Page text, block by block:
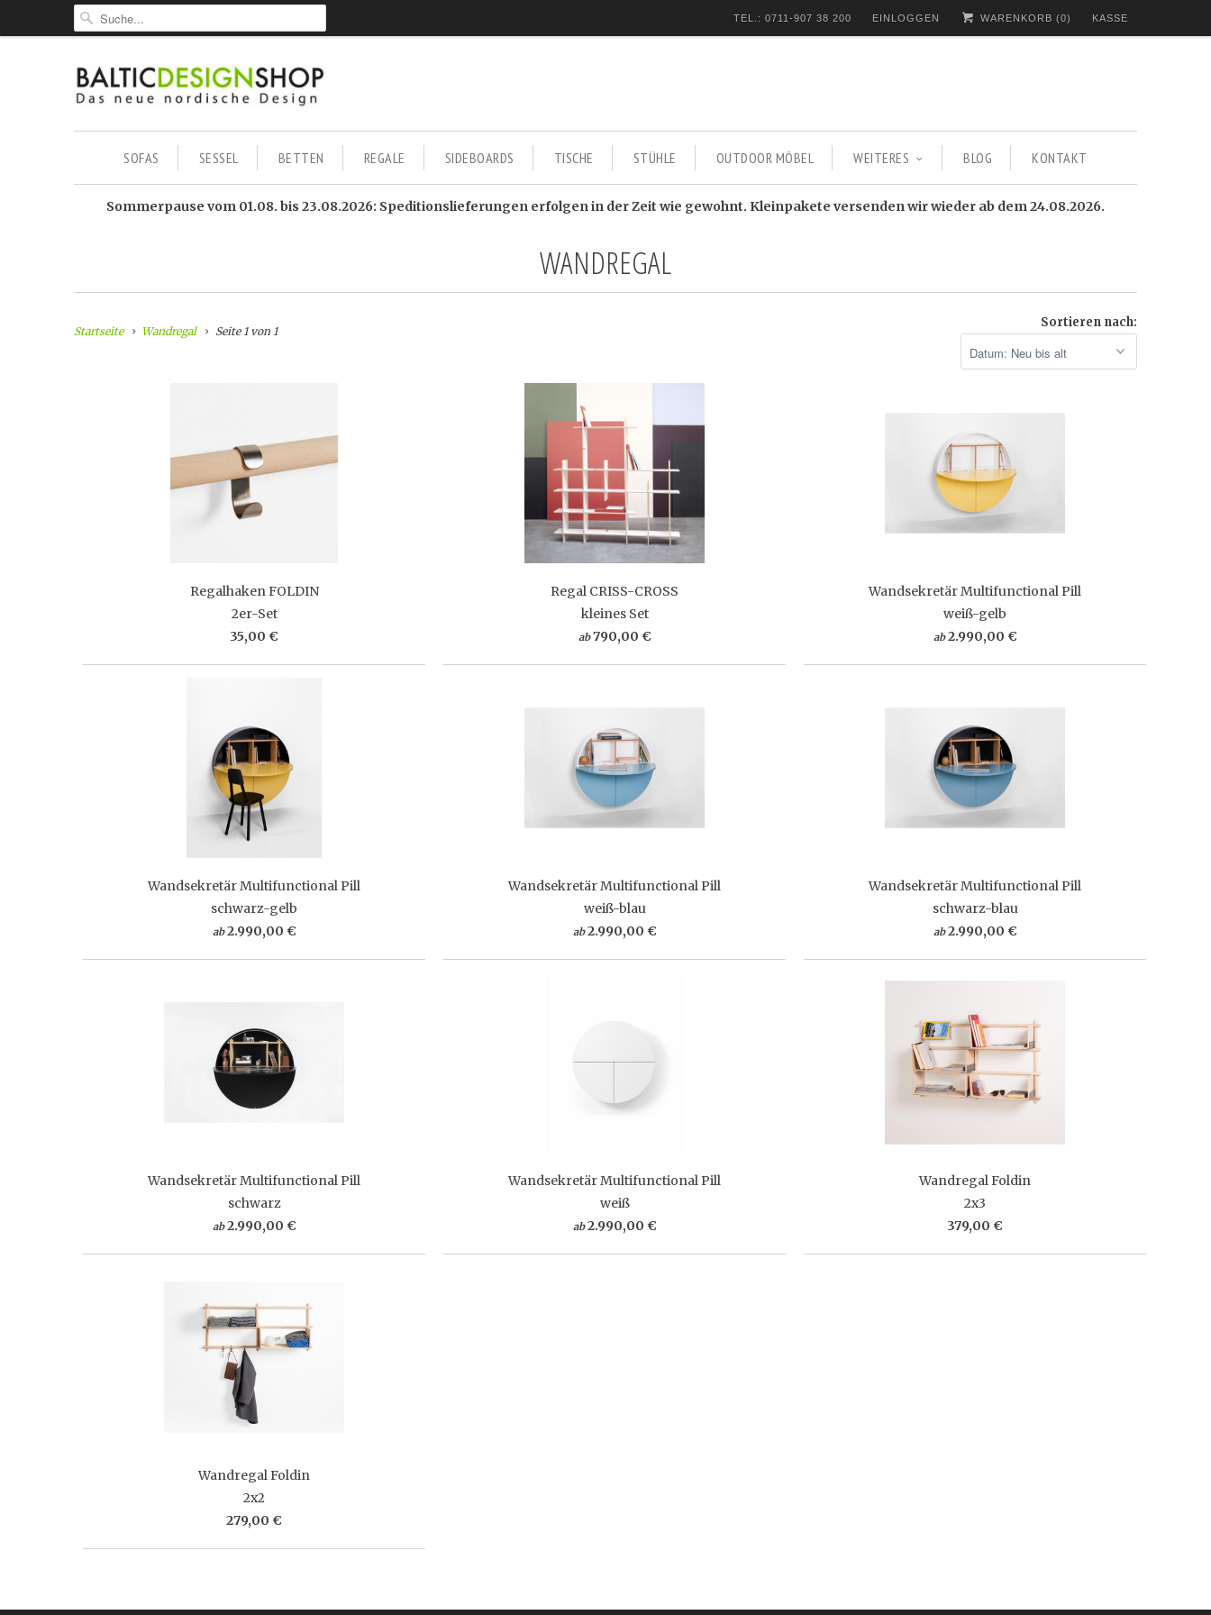
TEL.: 0711-907 38 200 EINLOGGEN WARENKORB (0) KASSE
SOFAS SESSEL BETTEN REGALE SIDEBOARDS TISCHE STÜHLE OUTDOOR MÖBEL WEITERES BLOG KONTAKT
Sommerpause vom 01.08. bis 23.08.2026: Speditionslieferungen erfolgen in der Zeit wie gewohnt. Kleinpakete versenden wir wieder ab dem 24.08.2026.
WANDREGAL
Startseite Wandregal Seite 1 von 1
Sortieren nach:
Regalhaken FOLDIN
2er-Set
35,00 €
Regal CRISS-CROSS
kleines Set
ab 790,00 €
Wandsekretär Multifunctional Pill
weiß-gelb
ab 2.990,00 €
Wandsekretär Multifunctional Pill
schwarz-gelb
ab 2.990,00 €
Wandsekretär Multifunctional Pill
weiß-blau
ab 2.990,00 €
Wandsekretär Multifunctional Pill
schwarz-blau
ab 2.990,00 €
Wandsekretär Multifunctional Pill
schwarz
ab 2.990,00 €
Wandsekretär Multifunctional Pill
weiß
ab 2.990,00 €
Wandregal Foldin
2x3
379,00 €
Wandregal Foldin
2x2
279,00 €